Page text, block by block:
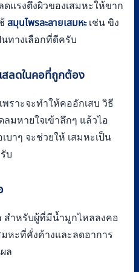
ดแรงตึงผิวของเสมหะให้ขาก
สมุนไพรละลายเสมหะเช่น ขิง
ทางเลือกที่ดีครับ
สลดในคอที่ถูกต้อง
พราะจะทำให้คออักเสบ วิธี
มหายใจเข้าลึกๆ แล้วไอ
าๆ จะช่วยให้ เสมหะเป็น
บ
สำหรับผู้ที่มีน้ำมูกไหลลงคอ
มหะที่คั่งค้างและลดอาการ
ล